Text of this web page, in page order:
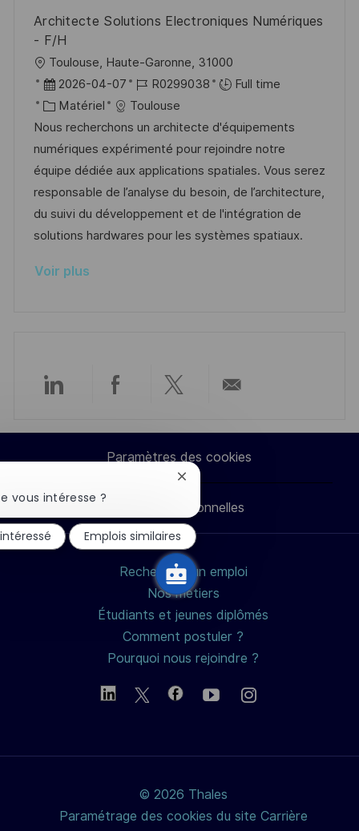
n
h
u
s
Architecte Solutions Electroniques Numériques
- F/H
o
c
a
l
i
s
a
t
o
Toulouse, Haute-Garonne, 31000
D
a
t
e
d
’
a
f
i
e
2026-04-07
R
é
f
é
e
n
c
R0299038
Full time
C
a
t
é
g
o
r
e
Matériel
Toulouse
Nous recherchons un architecte d'équipements
numériques expérimenté pour rejoindre notre
équipe dédiée aux applications spatiales. Vous serez
responsable de l’analyse du besoin, de l’architecture,
du suivi du développement et de l'intégration de
solutions hardwares pour les systèmes spatiaux.
Voir plus
Partager
via
Partager
via
Facebook
Partager
via
twitter
par
e-
mail
Paramètres des cookies
Données personnelles
Rechercher un emploi
Nos métiers
Étudiants et jeunes diplômés
Comment postuler ?
Pourquoi nous rejoindre ?
© 2026 Thales
Paramétrage des cookies du site Carrière
vous intéresse ?
Fermer
notification
du
chatbot
Emplois similaires